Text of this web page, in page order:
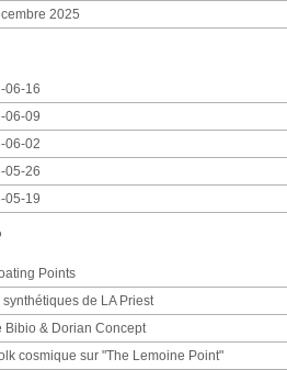
2025
06-16
06-09
06-02
05-26
05-19
Points
de LA Priest
Bibio & Dorian Concept
cosmique sur "The Lemoine Point"